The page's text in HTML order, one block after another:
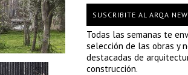
SUSCRIBITE AL ARQA
Todas las semanas te
selección de las obras y
destacadas de
construcción.